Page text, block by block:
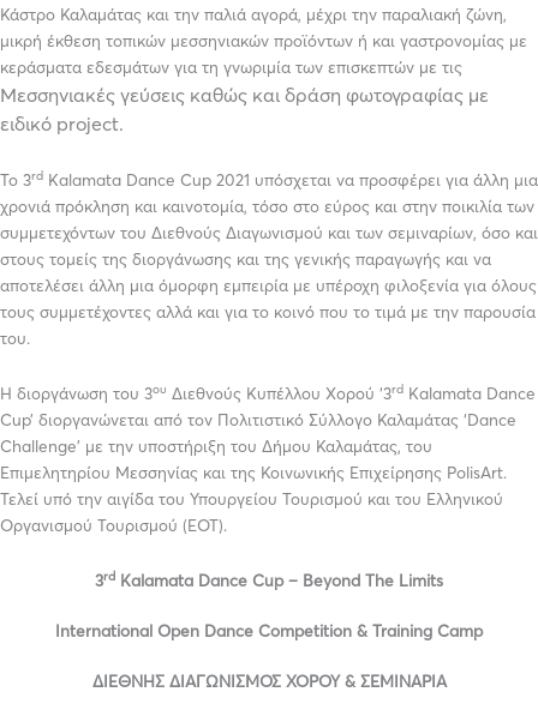
Κάστρο Καλαμάτας και την παλιά αγορά, μέχρι την παραλιακή ζώνη,
μικρή έκθεση τοπικών μεσσηνιακών προϊόντων ή και γαστρονομίας με
κεράσματα εδεσμάτων για τη γνωριμία των επισκεπτών με τις
Μεσσηνιακές γεύσεις καθώς και δράση φωτογραφίας με
ειδικό project.
Το 3rd Kalamata Dance Cup 2021 υπόσχεται να προσφέρει για άλλη μια
χρονιά πρόκληση και καινοτομία, τόσο στο εύρος και στην ποικιλία των
συμμετεχόντων του Διεθνούς Διαγωνισμού και των σεμιναρίων, όσο και
στους τομείς της διοργάνωσης και της γενικής παραγωγής και να
αποτελέσει άλλη μια όμορφη εμπειρία με υπέροχη φιλοξενία για όλους
τους συμμετέχοντες αλλά και για το κοινό που το τιμά με την παρουσία
του.
Η διοργάνωση του 3ου Διεθνούς Κυπέλλου Χορού ‘3rd Kalamata Dance
Cup’ διοργανώνεται από τον Πολιτιστικό Σύλλογο Καλαμάτας ‘Dance
Challenge’ με την υποστήριξη του Δήμου Καλαμάτας, του
Επιμελητηρίου Μεσσηνίας και της Κοινωνικής Επιχείρησης PolisArt.
Τελεί υπό την αιγίδα του Υπουργείου Τουρισμού και του Ελληνικού
Οργανισμού Τουρισμού (ΕΟΤ).
3rd Kalamata Dance Cup – Beyond The Limits
International Open Dance Competition & Training Camp
ΔΙΕΘΝΗΣ ΔΙΑΓΩΝΙΣΜΟΣ ΧΟΡΟΥ & ΣΕΜΙΝΑΡΙΑ